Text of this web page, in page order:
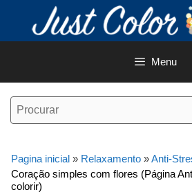
o
Menu
Pagina inicial » Relaxamento »Anti-
Coração simples com flores (Página
colorir)